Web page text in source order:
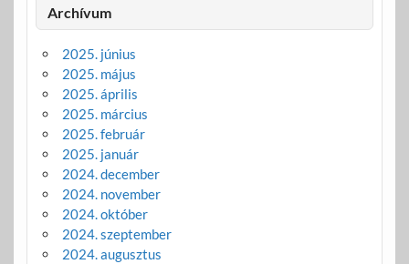
Archívum
2025. június
2025. május
2025. április
2025. március
2025. február
2025. január
2024. december
2024. november
2024. október
2024. szeptember
2024. augusztus